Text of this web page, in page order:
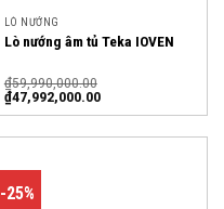
LÒ NƯỚNG
Lò nướng âm tủ Teka IOVEN
₫59,990,000.00
₫47,992,000.00
-25%